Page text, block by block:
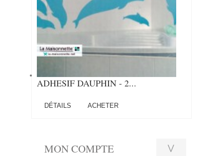
ADHESIF DAUPHIN - 2...
DÉTAILS ACHETER
MON COMPTE